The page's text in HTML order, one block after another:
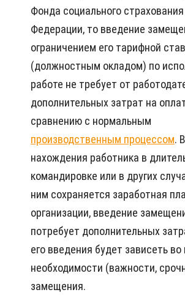
Фонда социального
Федерации, то введение
ограничением его тарифной
(должностным окладом) по
работе не требует от
дополнительных затрат на
сравнению с нормальным
производственным процессом.
нахождения работника в
командировке или в других
ним сохраняется заработная
организации, введение
потребует дополнительных
его введения будет зависеть
необходимости (важности,
замещения.